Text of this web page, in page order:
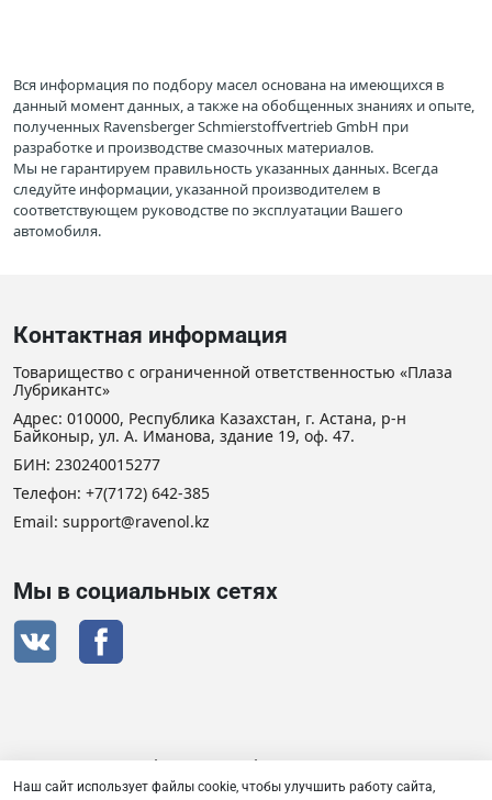
Вся информация по подбору масел основана на имеющихся в
данный момент данных, а также на обобщенных знаниях и опыте,
полученных Ravensberger Schmierstoffvertrieb GmbH при
разработке и производстве смазочных материалов.
Мы не гарантируем правильность указанных данных. Всегда
следуйте информации, указанной производителем в
соответствующем руководстве по эксплуатации Вашего
автомобиля.
Контактная информация
Товарищество с ограниченной ответственностью «Плаза
Лубрикантс»
Адрес: 010000, Республика Казахстан, г. Астана, р-н
Байконыр, ул. А. Иманова, здание 19, оф. 47.
БИН: 230240015277
Телефон: +7(7172) 642-385
Email: support@ravenol.kz
Мы в социальных сетях
Сертификат дистрибьютора RAVENOL
Наш сайт использует файлы cookie, чтобы улучшить работу сайта,